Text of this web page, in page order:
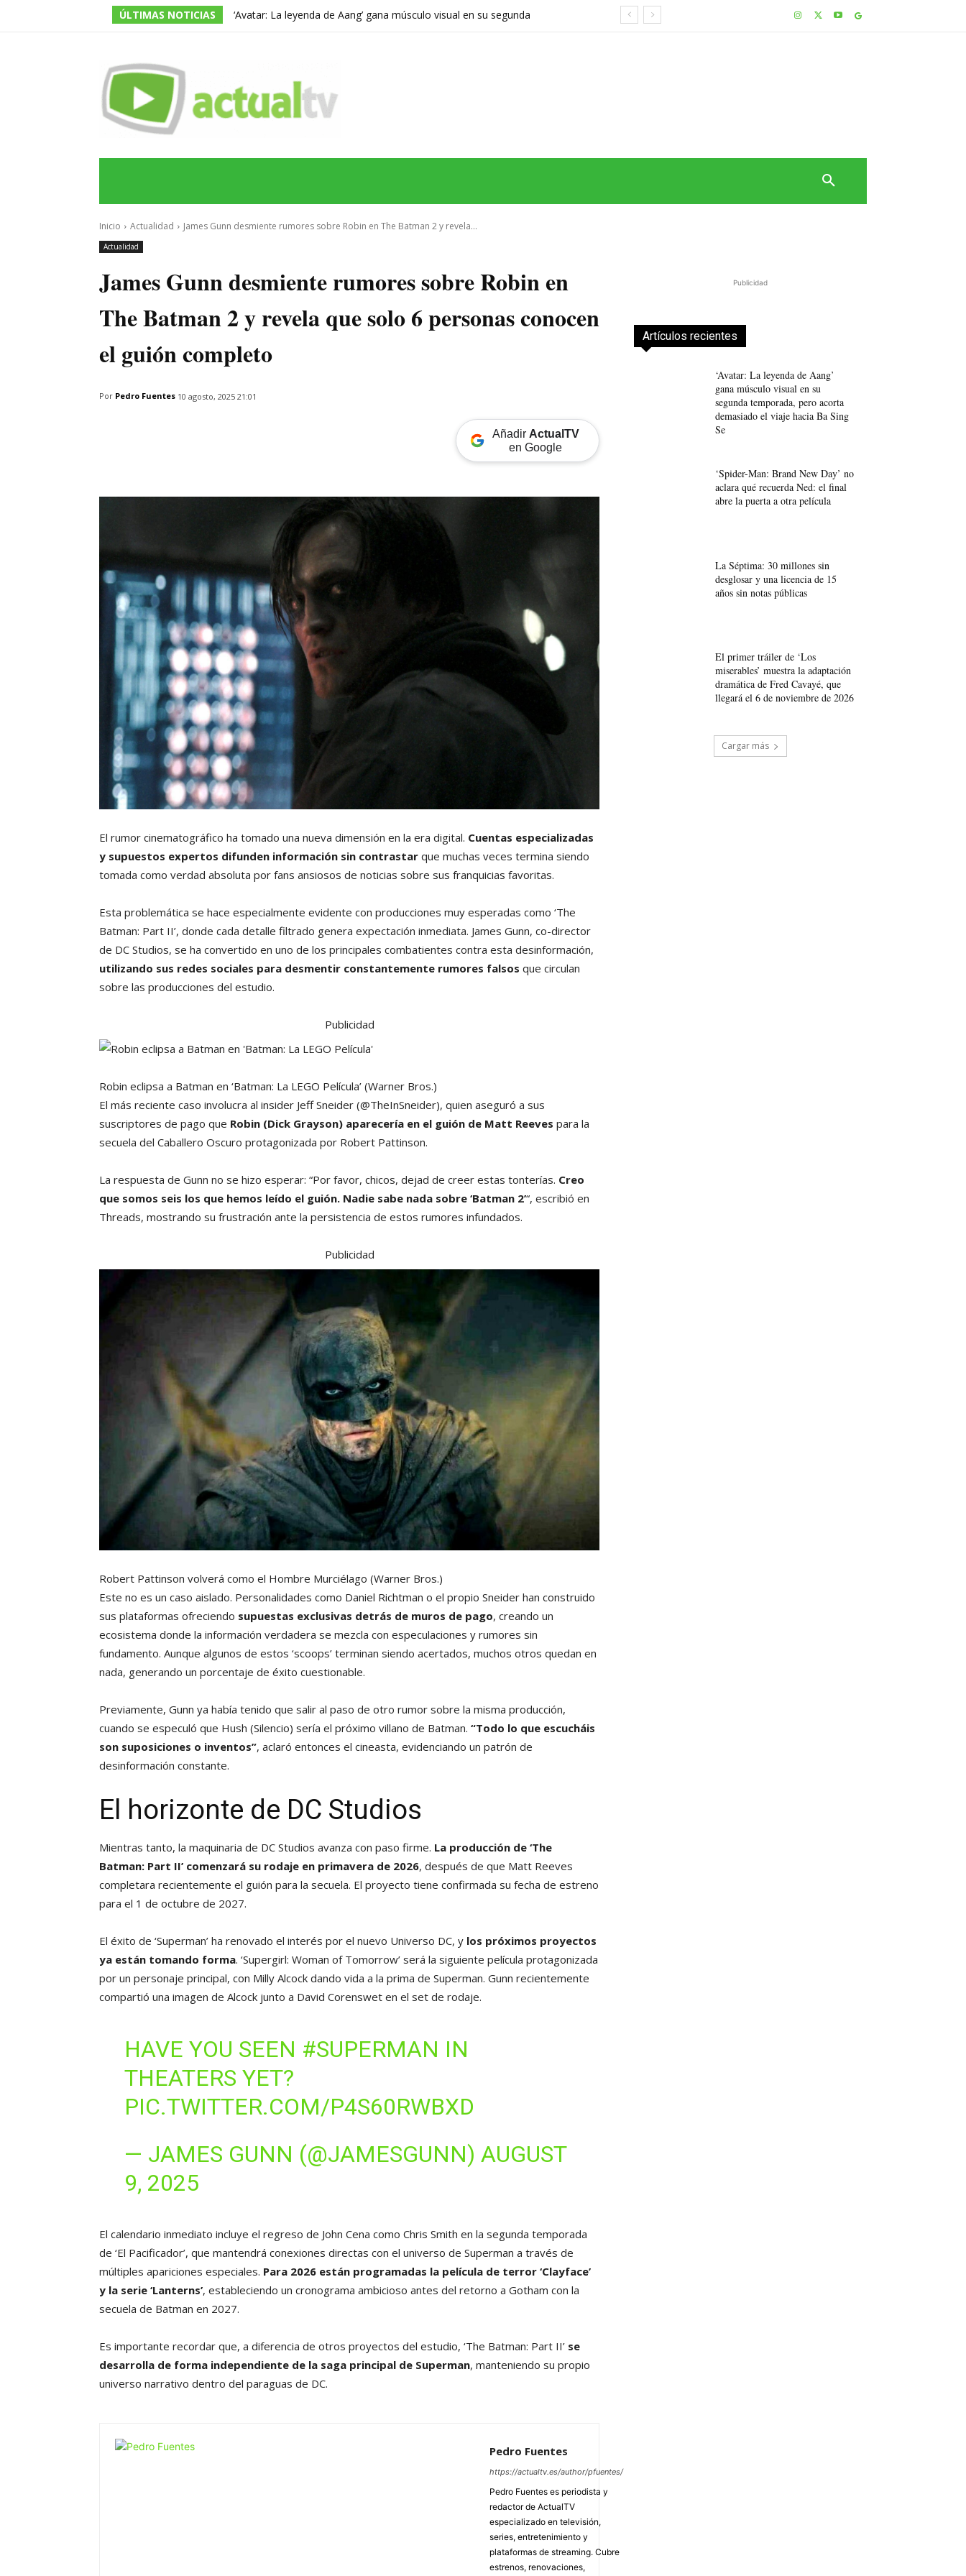
ÚLTIMAS NOTICIAS
‘Avatar: La leyenda de Aang’ gana músculo visual en su segunda
Inicio Actualidad James Gunn desmiente rumores sobre Robin en The Batman 2 y revela...
Actualidad
James Gunn desmiente rumores sobre Robin en
The Batman 2 y revela que solo 6 personas conocen
el guión completo
Por Pedro Fuentes 10 agosto, 2025 21:01
Añadir ActualTV
en Google
El rumor cinematográfico ha tomado una nueva dimensión en la era digital. Cuentas especializadas
y supuestos expertos difunden información sin contrastar que muchas veces termina siendo
tomada como verdad absoluta por fans ansiosos de noticias sobre sus franquicias favoritas.
Esta problemática se hace especialmente evidente con producciones muy esperadas como ‘The
Batman: Part II’, donde cada detalle filtrado genera expectación inmediata. James Gunn, co-director
de DC Studios, se ha convertido en uno de los principales combatientes contra esta desinformación,
utilizando sus redes sociales para desmentir constantemente rumores falsos que circulan
sobre las producciones del estudio.
Publicidad
Robin eclipsa a Batman en ‘Batman: La LEGO Película’ (Warner Bros.)
El más reciente caso involucra al insider Jeff Sneider (@TheInSneider), quien aseguró a sus
suscriptores de pago que Robin (Dick Grayson) aparecería en el guión de Matt Reeves para la
secuela del Caballero Oscuro protagonizada por Robert Pattinson.
La respuesta de Gunn no se hizo esperar: “Por favor, chicos, dejad de creer estas tonterías. Creo
que somos seis los que hemos leído el guión. Nadie sabe nada sobre ‘Batman 2’“, escribió en
Threads, mostrando su frustración ante la persistencia de estos rumores infundados.
Publicidad
Robert Pattinson volverá como el Hombre Murciélago (Warner Bros.)
Este no es un caso aislado. Personalidades como Daniel Richtman o el propio Sneider han construido
sus plataformas ofreciendo supuestas exclusivas detrás de muros de pago, creando un
ecosistema donde la información verdadera se mezcla con especulaciones y rumores sin
fundamento. Aunque algunos de estos ‘scoops’ terminan siendo acertados, muchos otros quedan en
nada, generando un porcentaje de éxito cuestionable.
Previamente, Gunn ya había tenido que salir al paso de otro rumor sobre la misma producción,
cuando se especuló que Hush (Silencio) sería el próximo villano de Batman. “Todo lo que escucháis
son suposiciones o inventos”, aclaró entonces el cineasta, evidenciando un patrón de
desinformación constante.
El horizonte de DC Studios
Mientras tanto, la maquinaria de DC Studios avanza con paso firme. La producción de ‘The
Batman: Part II’ comenzará su rodaje en primavera de 2026, después de que Matt Reeves
completara recientemente el guión para la secuela. El proyecto tiene confirmada su fecha de estreno
para el 1 de octubre de 2027.
El éxito de ‘Superman’ ha renovado el interés por el nuevo Universo DC, y los próximos proyectos
ya están tomando forma. ‘Supergirl: Woman of Tomorrow’ será la siguiente película protagonizada
por un personaje principal, con Milly Alcock dando vida a la prima de Superman. Gunn recientemente
compartió una imagen de Alcock junto a David Corenswet en el set de rodaje.
HAVE YOU SEEN #SUPERMAN IN
THEATERS YET?
PIC.TWITTER.COM/P4S60RWBXD
— JAMES GUNN (@JAMESGUNN) AUGUST
9, 2025
El calendario inmediato incluye el regreso de John Cena como Chris Smith en la segunda temporada
de ‘El Pacificador’, que mantendrá conexiones directas con el universo de Superman a través de
múltiples apariciones especiales. Para 2026 están programadas la película de terror ‘Clayface’
y la serie ‘Lanterns’, estableciendo un cronograma ambicioso antes del retorno a Gotham con la
secuela de Batman en 2027.
Es importante recordar que, a diferencia de otros proyectos del estudio, ‘The Batman: Part II’ se
desarrolla de forma independiente de la saga principal de Superman, manteniendo su propio
universo narrativo dentro del paraguas de DC.
Pedro Fuentes
https://actualtv.es/author/pfuentes/
Pedro Fuentes es periodista y
redactor de ActualTV
especializado en televisión,
series, entretenimiento y
plataformas de streaming. Cubre
estrenos, renovaciones,
Publicidad
Artículos recientes
‘Avatar: La leyenda de Aang’
gana músculo visual en su
segunda temporada, pero acorta
demasiado el viaje hacia Ba Sing
Se
‘Spider-Man: Brand New Day’ no
aclara qué recuerda Ned: el final
abre la puerta a otra película
La Séptima: 30 millones sin
desglosar y una licencia de 15
años sin notas públicas
El primer tráiler de ‘Los
miserables’ muestra la adaptación
dramática de Fred Cavayé, que
llegará el 6 de noviembre de 2026
Cargar más